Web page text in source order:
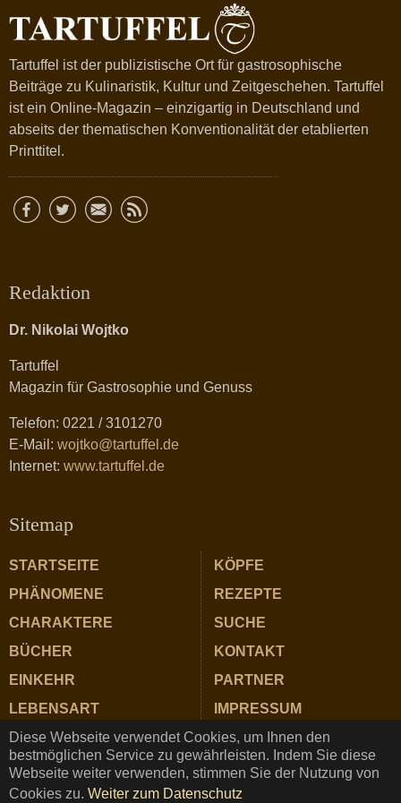
Diese Webseite verwendet Cookies, um Ihnen den
bestmöglichen Service zu gewährleisten. Indem Sie diese
Webseite weiter verwenden, stimmen Sie der Nutzung von
Cookies zu. Weiter zum Datenschutz
Tartuffel ist der publizistische Ort für gastrosophische
Beiträge zu Kulinaristik, Kultur und Zeitgeschehen. Tartuffel
ist ein Online-Magazin – einzigartig in Deutschland und
abseits der thematischen Konventionalität der etablierten
Printtitel.
Redaktion
Dr. Nikolai Wojtko
Tartuffel
Magazin für Gastrosophie und Genuss
Telefon: 0221 / 3101270
E-Mail: wojtko@tartuffel.de
Internet: www.tartuffel.de
Sitemap
STARTSEITE
PHÄNOMENE
CHARAKTERE
BÜCHER
EINKEHR
LEBENSART
ZUTATEN
KÖPFE
REZEPTE
SUCHE
KONTAKT
PARTNER
IMPRESSUM
DATENSCHUTZ